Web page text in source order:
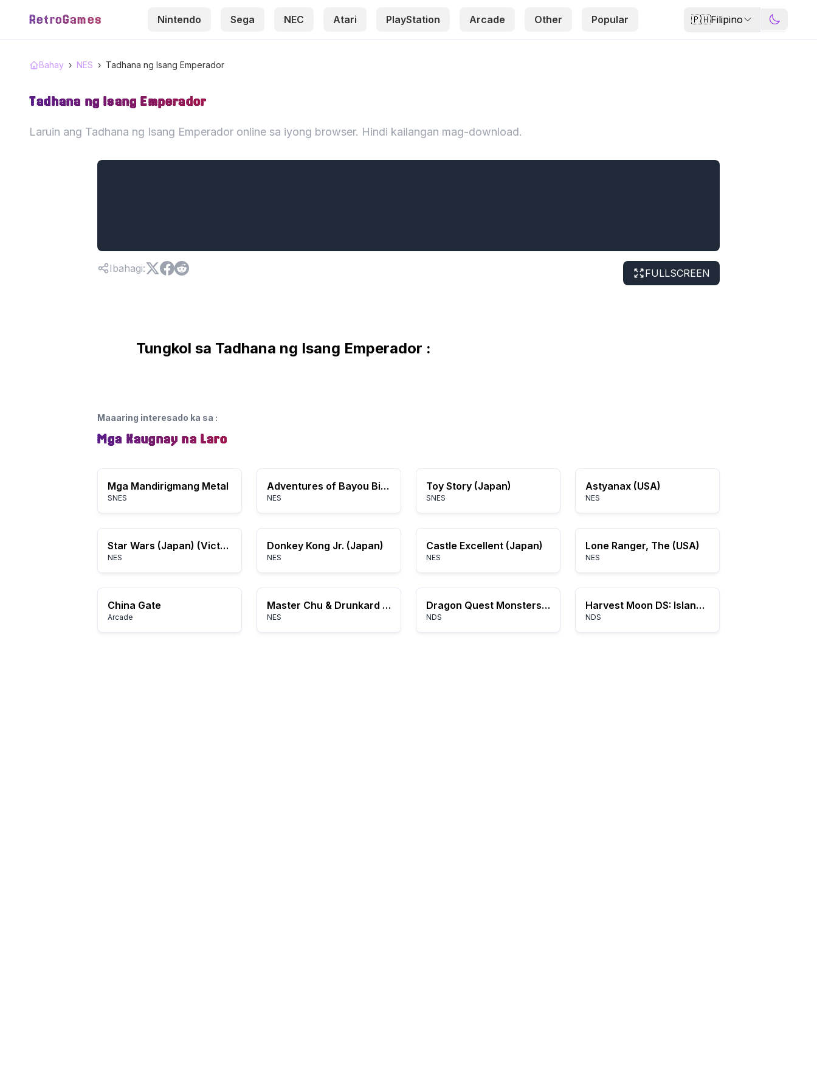
RetroGames Nintendo Sega NEC Atari PlayStation Arcade Other Popular 🇵🇭Filipino
Bahay › NES › Tadhana ng Isang Emperador
Tadhana ng Isang Emperador
Laruin ang Tadhana ng Isang Emperador online sa iyong browser. Hindi kailangan mag-download.
Ibahagi: FULLSCREEN
Tungkol sa Tadhana ng Isang Emperador :
Maaaring interesado ka sa :
Mga Kaugnay na Laro
Mga Mandirigmang Metal
SNES
Adventures of Bayou Billy, The (USA)
NES
Toy Story (Japan)
SNES
Astyanax (USA)
NES
Star Wars (Japan) (Victor)
NES
Donkey Kong Jr. (Japan)
NES
Castle Excellent (Japan)
NES
Lone Ranger, The (USA)
NES
China Gate
Arcade
Master Chu & Drunkard Hu (Asia) (Unl) (NES)
NES
Dragon Quest Monsters: Joker
NDS
Harvest Moon DS: Island of Happiness
NDS